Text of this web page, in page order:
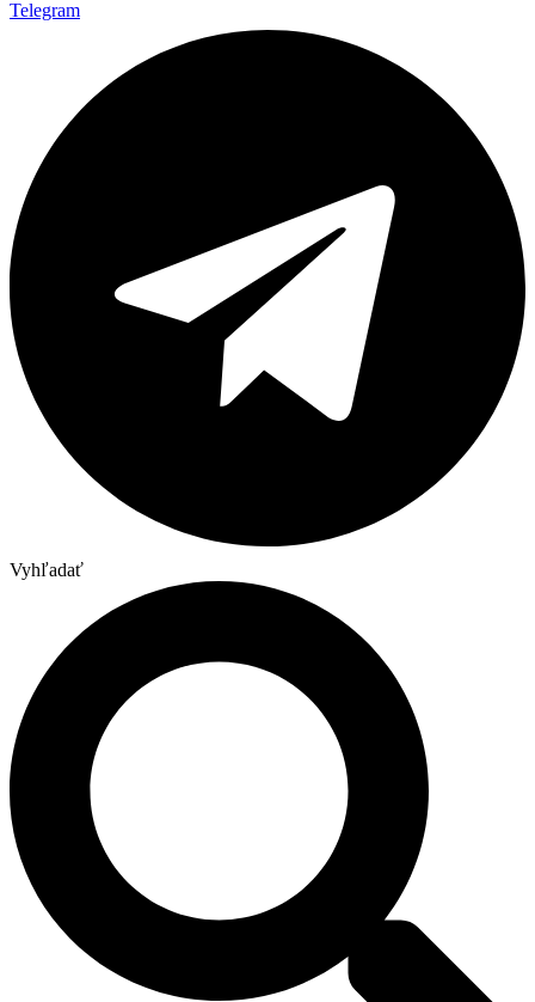
Telegram
Vyhľadať